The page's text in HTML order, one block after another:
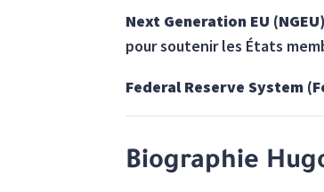
Next Generation EU (NGEU)
pour soutenir les États
Federal Reserve System
Biographie